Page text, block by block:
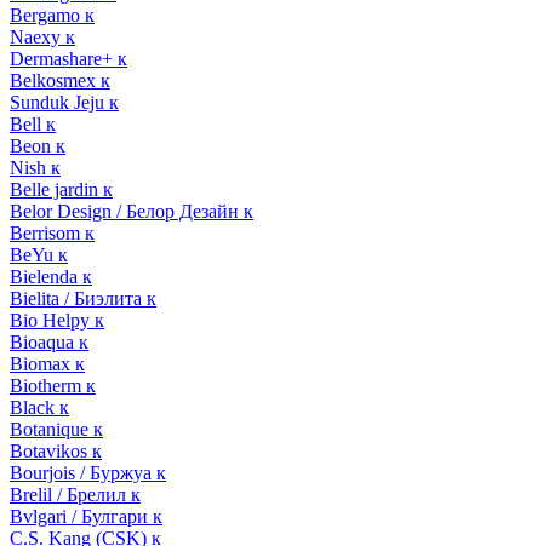
Bergamo к
Naexy к
Dermashare+ к
Belkosmex к
Sunduk Jeju к
Bell к
Beon к
Nish к
Belle jardin к
Belor Design / Белор Дезайн к
Berrisom к
BeYu к
Bielenda к
Bielita / Биэлита к
Bio Helpy к
Bioaqua к
Biomax к
Biotherm к
Black к
Botanique к
Botavikos к
Bourjois / Буржуа к
Brelil / Брелил к
Bvlgari / Булгари к
C.S. Kang (CSK) к